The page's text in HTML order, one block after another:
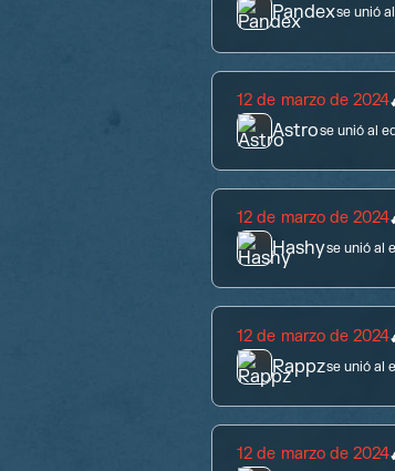
Pandexse unió
12 de marzo de 2024
Astrose unió al
12 de marzo de 2024
Hashyse unió al
12 de marzo de 2024
Rappzse unió al
12 de marzo de 2024